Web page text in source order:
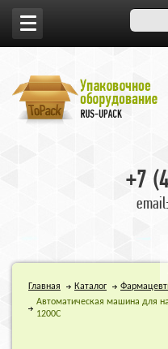
+7
Главная Каталог
Автоматическая машина для
1200C